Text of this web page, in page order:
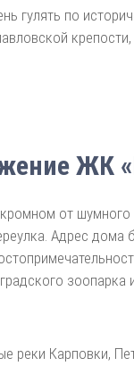
по
крепости,
ЖК
от
Адрес
зоопарка
реки Карповки,